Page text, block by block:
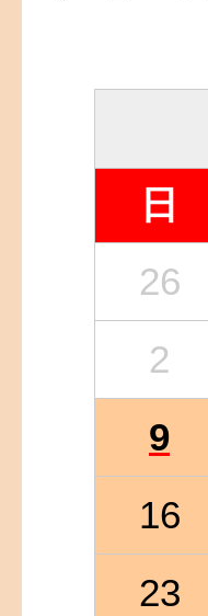
日
26
2
9
16
23